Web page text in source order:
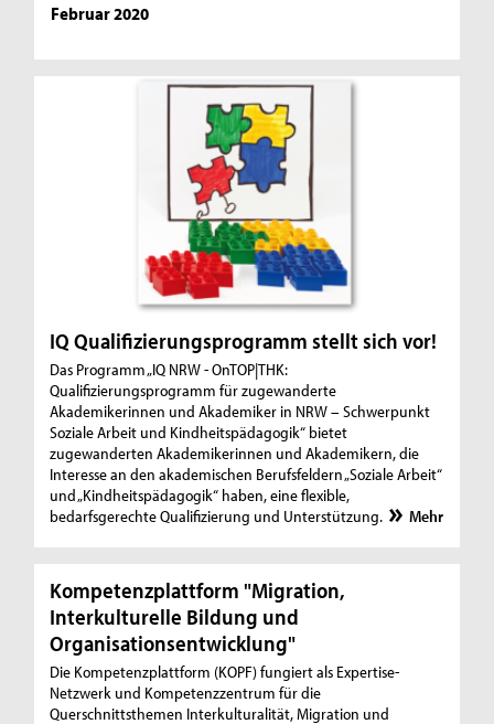
Februar 2020
IQ Qualifizierungsprogramm stellt sich vor!
Das Programm „IQ NRW - OnTOP|THK:
Qualifizierungsprogramm für zugewanderte
Akademikerinnen und Akademiker in NRW – Schwerpunkt
Soziale Arbeit und Kindheitspädagogik“ bietet
zugewanderten Akademikerinnen und Akademikern, die
Interesse an den akademischen Berufsfeldern „Soziale Arbeit“
und „Kindheitspädagogik“ haben, eine flexible,
bedarfsgerechte Qualifizierung und Unterstützung.
Mehr
Kompetenzplattform "Migration,
Interkulturelle Bildung und
Organisationsentwicklung"
Die Kompetenzplattform (KOPF) fungiert als Expertise-
Netzwerk und Kompetenzzentrum für die
Querschnittsthemen Interkulturalität, Migration und